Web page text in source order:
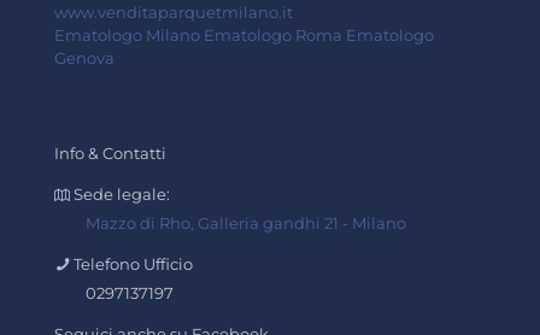
www.venditaparquetmilano.it
Ematologo Milano Ematologo Roma Ematologo
Genova
Info & Contatti
Sede legale:
Mazzo di Rho, Galleria gandhi 21 - Milano
Telefono Ufficio
0297137197